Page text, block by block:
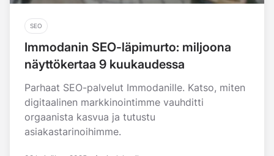
SEO
Immodanin SEO-läpimurto: miljoona
näyttökertaa 9 kuukaudessa
Parhaat SEO-palvelut Immodanille. Katso, miten
digitaalinen markkinointimme vauhditti
orgaanista kasvua ja tutustu
asiakastarinoihimme.